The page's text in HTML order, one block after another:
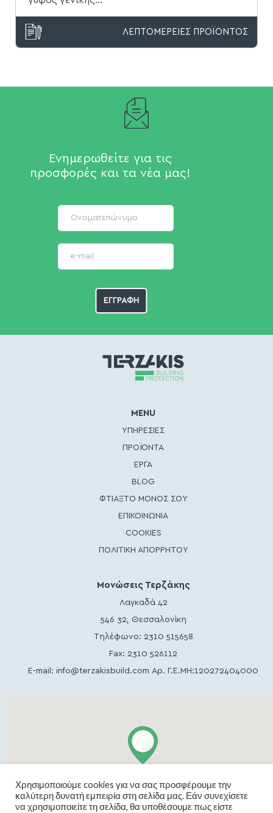
ΛΕΠΤΟΜΕΡΕΙΕΣ ΠΡΟΪΟΝΤΟΣ
Ενημερωθείτε για τις
προσφορές και τα νέα μας!
MENU
ΥΠΗΡΕΣΙΕΣ
ΠΡΟΪΟΝΤΑ
ΕΡΓΑ
BLOG
ΦΤΙΑΞΤΟ ΜΟΝΟΣ ΣΟΥ
ΕΠΙΚΟΙΝΩΝΙΑ
COOKIES
ΠΟΛΙΤΙΚΗ ΑΠΟΡΡΗΤΟΥ
Μονώσεις Τερζάκης
Λαγκαδά 42
546 32, Θεσσαλονίκη
Τηλέφωνο: 2310 515658
Fax: 2310 526112
E-mail:info@terzakisbuild.com Αρ. Γ.Ε.ΜΗ:120272404000
Χρησιμοποιούμε cookies για να σας προσφέρουμε την
καλύτερη δυνατή εμπειρία στη σελίδα μας. Εάν συνεχίσετε
να χρησιμοποιείτε τη σελίδα, θα υποθέσουμε πως είστε